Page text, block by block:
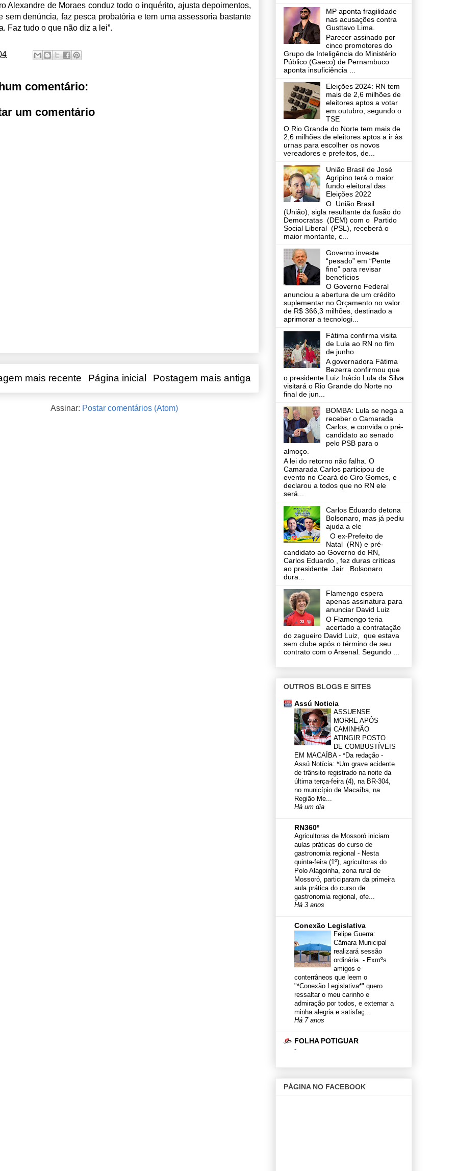
Alexandre de Moraes conduz todo o inquérito, ajusta depoimentos,
sem denúncia, faz pesca probatória e tem uma assessoria bastante
Faz tudo o que não diz a lei”.
comentário:
um comentário
mais recente Postagem mais antiga
Página inicial
Assinar: Postar comentários (Atom)
MP aponta fragilidade
nas acusações contra
Gusttavo Lima.
Parecer assinado por
cinco promotores do
Grupo de Inteligência do Ministério
Público (Gaeco) de Pernambuco
aponta insuficiência ...
Eleições 2024: RN tem
mais de 2,6 milhões de
eleitores aptos a votar
em outubro, segundo o
TSE
O Rio Grande do Norte tem mais de
2,6 milhões de eleitores aptos a ir às
urnas para escolher os novos
vereadores e prefeitos, de...
União Brasil de José
Agripino terá o maior
fundo eleitoral das
Eleições 2022
O União Brasil
(União), sigla resultante da fusão do
Democratas (DEM) com o Partido
Social Liberal (PSL), receberá o
maior montante, c...
Governo investe
“pesado” em “Pente
fino” para revisar
benefícios
O Governo Federal
anunciou a abertura de um crédito
suplementar no Orçamento no valor
de R$ 366,3 milhões, destinado a
aprimorar a tecnologi...
Fátima confirma visita
de Lula ao RN no fim
de junho.
A governadora Fátima
Bezerra confirmou que
o presidente Luiz Inácio Lula da Silva
visitará o Rio Grande do Norte no
final de jun...
BOMBA: Lula se nega a
receber o Camarada
Carlos, e convida o pré-
candidato ao senado
pelo PSB para o
almoço.
A lei do retorno não falha. O
Camarada Carlos participou de
evento no Ceará do Ciro Gomes, e
declarou a todos que no RN ele
será...
Carlos Eduardo detona
Bolsonaro, mas já pediu
ajuda a ele
O ex-Prefeito de
Natal (RN) e pré-
candidato ao Governo do RN,
Carlos Eduardo , fez duras críticas
ao presidente Jair Bolsonaro
dura...
Flamengo espera
apenas assinatura para
anunciar David Luiz
O Flamengo teria
acertado a contratação
do zagueiro David Luiz, que estava
sem clube após o término de seu
contrato com o Arsenal. Segundo ...
OUTROS BLOGS E SITES
Assú Noticia
ASSUENSE
MORRE APÓS
CAMINHÃO
ATINGIR POSTO
DE COMBUSTÍVEIS
EM MACAÍBA - *Da redação -
Assú Notícia: *Um grave acidente
de trânsito registrado na noite da
última terça-feira (4), na BR-304,
no município de Macaíba, na
Região Me...
Há um dia
RN360º
Agricultoras de Mossoró iniciam
aulas práticas do curso de
gastronomia regional - Nesta
quinta-feira (1º), agricultoras do
Polo Alagoinha, zona rural de
Mossoró, participaram da primeira
aula prática do curso de
gastronomia regional, ofe...
Há 3 anos
Conexão Legislativa
Felipe Guerra:
Câmara Municipal
realizará sessão
ordinária. - Exmºs
amigos e
conterrâneos que leem o
"*Conexão Legislativa*" quero
ressaltar o meu carinho e
admiração por todos, e externar a
minha alegria e satisfaç...
Há 7 anos
FOLHA POTIGUAR
-
PÁGINA NO FACEBOOK